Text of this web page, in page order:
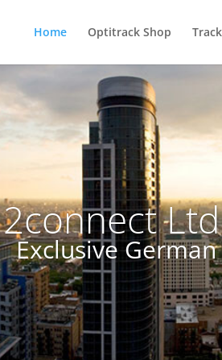
Home Optitrack Shop
2connect
Exclusive